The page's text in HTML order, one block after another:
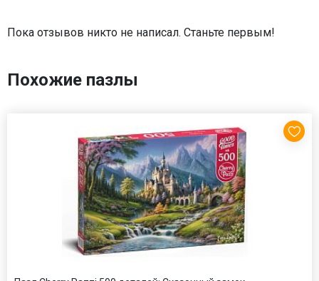
Пока отзывов никто не написал. Станьте первым!
Похожие пазлы